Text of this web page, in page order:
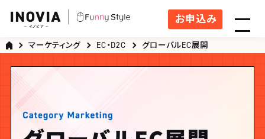
お申込み
マーケティング EC・D2C グローバルEC展開